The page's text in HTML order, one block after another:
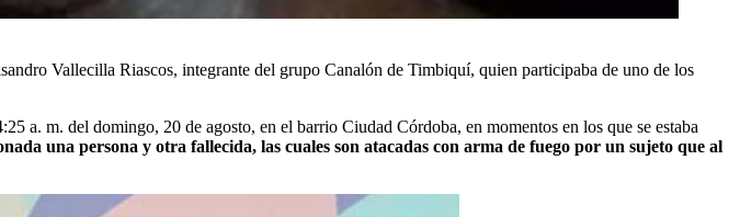
Vallecilla Riascos, integrante del grupo Canalón de Timbiquí, quien participaba de uno de los
a. m. del domingo, 20 de agosto, en el barrio Ciudad Córdoba, en momentos en los que se estaba
una persona y otra fallecida, las cuales son atacadas con arma de fuego por un sujeto que al